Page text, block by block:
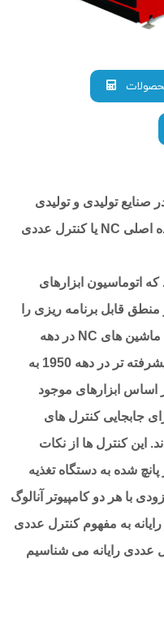
صنایع تولیدی و تولیدی
است. با این حال ، مفهوم CNC به ایده اصلی NC یا کنترل عددی
اتوماسیون ابزارهای
قابل برنامه ریزی را
در خود گنجانیده بودند. در ابتدا ، اولین ماشین های NC در دهه
1940 ساخته شدند. ماشینهای کمی پیشرفته تر در دهه 1950 به
اساس ابزارهای موجود
جابجایی کنترل های
این کنترل ها از نکات
شده به دستگاه تغذیه
با هر دو کامپیوتر آنالوگ
رایانه به مفهوم کنترل عددی
عددی رایانه می شناسیم